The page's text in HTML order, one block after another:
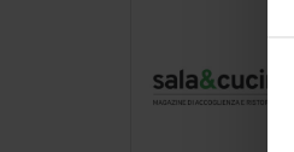
del